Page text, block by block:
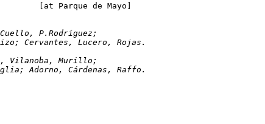
Los Andes (San Juan)	1-2	Racing Club		[at Parque de Mayo]
Cuello, P.Rodríguez;
Cervantes, Lucero, Rojas.
Vilanoba, Murillo;
Adorno, Cárdenas, Raffo.